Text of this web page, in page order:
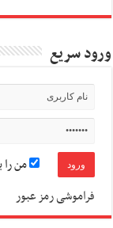
ورود سریع
من را
فراموشی رمز عبور